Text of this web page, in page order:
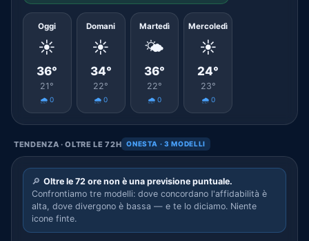
Oggi
☀️
36°
21°
🌧️ 0
Domani
☀️
34°
22°
🌧️ 0
Martedì
🌤️
36°
22°
🌧️ 0
Mercoledì
☀️
24°
23°
🌧️ 0
TENDENZA · OLTRE LE 72H ONESTA · 3 MODELLI
🔎 Oltre le 72 ore non è una previsione puntuale.
Confrontiamo tre modelli: dove concordano l'affidabilità è
alta, dove divergono è bassa — e te lo diciamo. Niente
icone finte.